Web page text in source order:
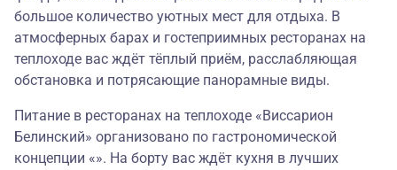
большое количество уютных мест для отдыха. В
атмосферных барах и гостеприимных ресторанах на
теплоходе вас ждёт тёплый приём, расслабляющая
обстановка и потрясающие панорамные виды.
Питание в ресторанах на теплоходе «Виссарион
Белинский» организовано по гастрономической
концепции «». На борту вас ждёт кухня в лучших